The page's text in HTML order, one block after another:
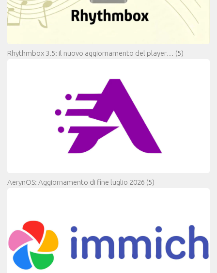
Rhythmbox 3.5: il nuovo aggiornamento del player… (5)
AerynOS: Aggiornamento di fine luglio 2026 (5)